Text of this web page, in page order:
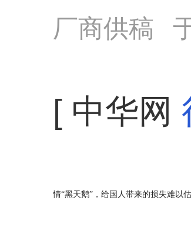
厂商供稿
[ 中华网
情“黑天鹅”，给国人带来的损失难以